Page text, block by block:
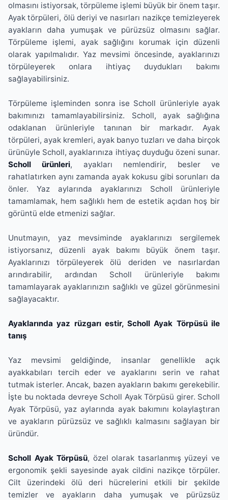
olmasını istiyorsak, törpüleme işlemi büyük bir önem taşır.
Ayak törpüleri, ölü deriyi ve nasırları nazikçe temizleyerek
ayakların daha yumuşak ve pürüzsüz olmasını sağlar.
Törpüleme işlemi, ayak sağlığını korumak için düzenli
olarak yapılmalıdır. Yaz mevsimi öncesinde, ayaklarınızı
törpüleyerek onlara ihtiyaç duydukları bakımı
sağlayabilirsiniz.
Törpüleme işleminden sonra ise Scholl ürünleriyle ayak
bakımınızı tamamlayabilirsiniz. Scholl, ayak sağlığına
odaklanan ürünleriyle tanınan bir markadır. Ayak
törpüleri, ayak kremleri, ayak banyo tuzları ve daha birçok
ürünüyle Scholl, ayaklarınıza ihtiyaç duyduğu özeni sunar.
Scholl ürünleri, ayakları nemlendirir, besler ve
rahatlatırken aynı zamanda ayak kokusu gibi sorunları da
önler. Yaz aylarında ayaklarınızı Scholl ürünleriyle
tamamlamak, hem sağlıklı hem de estetik açıdan hoş bir
görüntü elde etmenizi sağlar.
Unutmayın, yaz mevsiminde ayaklarınızı sergilemek
istiyorsanız, düzenli ayak bakımı büyük önem taşır.
Ayaklarınızı törpüleyerek ölü deriden ve nasırlardan
arındırabilir, ardından Scholl ürünleriyle bakımı
tamamlayarak ayaklarınızın sağlıklı ve güzel görünmesini
sağlayacaktır.
Ayaklarında yaz rüzgarı estir, Scholl Ayak Törpüsü ile
tanış
Yaz mevsimi geldiğinde, insanlar genellikle açık
ayakkabıları tercih eder ve ayaklarını serin ve rahat
tutmak isterler. Ancak, bazen ayakların bakımı gerekebilir.
İşte bu noktada devreye Scholl Ayak Törpüsü girer. Scholl
Ayak Törpüsü, yaz aylarında ayak bakımını kolaylaştıran
ve ayakların pürüzsüz ve sağlıklı kalmasını sağlayan bir
üründür.
Scholl Ayak Törpüsü, özel olarak tasarlanmış yüzeyi ve
ergonomik şekli sayesinde ayak cildini nazikçe törpüler.
Cilt üzerindeki ölü deri hücrelerini etkili bir şekilde
temizler ve ayakların daha yumuşak ve pürüzsüz